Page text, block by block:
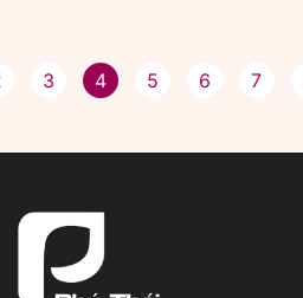
3 4 5 6 7